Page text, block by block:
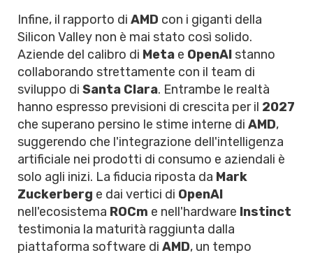
Infine, il rapporto di AMD con i giganti della
Silicon Valley non è mai stato così solido.
Aziende del calibro di Meta e OpenAI stanno
collaborando strettamente con il team di
sviluppo di Santa Clara. Entrambe le realtà
hanno espresso previsioni di crescita per il 2027
che superano persino le stime interne di AMD,
suggerendo che l'integrazione dell'intelligenza
artificiale nei prodotti di consumo e aziendali è
solo agli inizi. La fiducia riposta da Mark
Zuckerberg e dai vertici di OpenAI
nell'ecosistema ROCm e nell'hardware Instinct
testimonia la maturità raggiunta dalla
piattaforma software di AMD, un tempo